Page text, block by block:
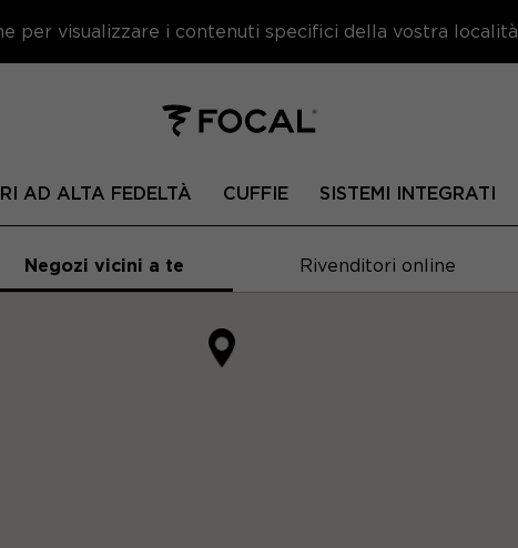
per visualizzare i contenuti specifici della vostra località.
AD ALTA FEDELTÀ CUFFIE SISTEMI INTEGRATI
Negozi vicini a te Rivenditori online